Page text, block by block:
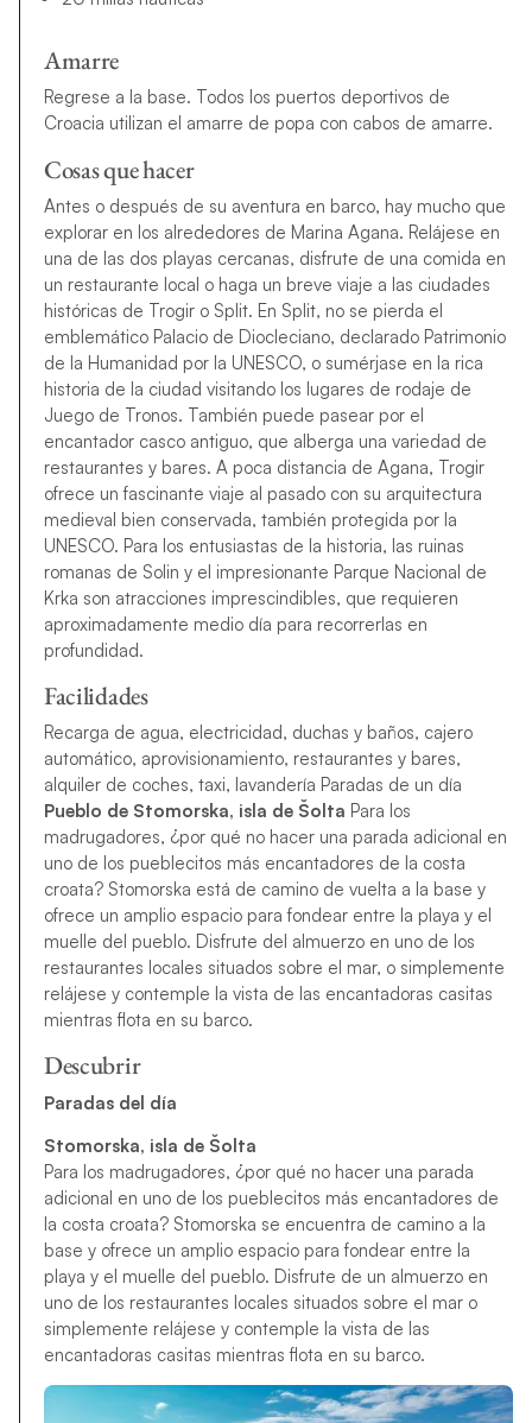
Amarre
Regrese a la base. Todos los puertos deportivos de
Croacia utilizan el amarre de popa con cabos de amarre.
Cosas que hacer
Antes o después de su aventura en barco, hay mucho que
explorar en los alrededores de Marina Agana. Relájese en
una de las dos playas cercanas, disfrute de una comida en
un restaurante local o haga un breve viaje a las ciudades
históricas de Trogir o Split. En Split, no se pierda el
emblemático Palacio de Diocleciano, declarado Patrimonio
de la Humanidad por la UNESCO, o sumérjase en la rica
historia de la ciudad visitando los lugares de rodaje de
Juego de Tronos. También puede pasear por el
encantador casco antiguo, que alberga una variedad de
restaurantes y bares. A poca distancia de Agana, Trogir
ofrece un fascinante viaje al pasado con su arquitectura
medieval bien conservada, también protegida por la
UNESCO. Para los entusiastas de la historia, las ruinas
romanas de Solin y el impresionante Parque Nacional de
Krka son atracciones imprescindibles, que requieren
aproximadamente medio día para recorrerlas en
profundidad.
Facilidades
Recarga de agua, electricidad, duchas y baños, cajero
automático, aprovisionamiento, restaurantes y bares,
alquiler de coches, taxi, lavandería Paradas de un día
Pueblo de Stomorska, isla de Šolta Para los
madrugadores, ¿por qué no hacer una parada adicional en
uno de los pueblecitos más encantadores de la costa
croata? Stomorska está de camino de vuelta a la base y
ofrece un amplio espacio para fondear entre la playa y el
muelle del pueblo. Disfrute del almuerzo en uno de los
restaurantes locales situados sobre el mar, o simplemente
relájese y contemple la vista de las encantadoras casitas
mientras flota en su barco.
Descubrir
Paradas del día
Stomorska, isla de Šolta
Para los madrugadores, ¿por qué no hacer una parada
adicional en uno de los pueblecitos más encantadores de
la costa croata? Stomorska se encuentra de camino a la
base y ofrece un amplio espacio para fondear entre la
playa y el muelle del pueblo. Disfrute de un almuerzo en
uno de los restaurantes locales situados sobre el mar o
simplemente relájese y contemple la vista de las
encantadoras casitas mientras flota en su barco.